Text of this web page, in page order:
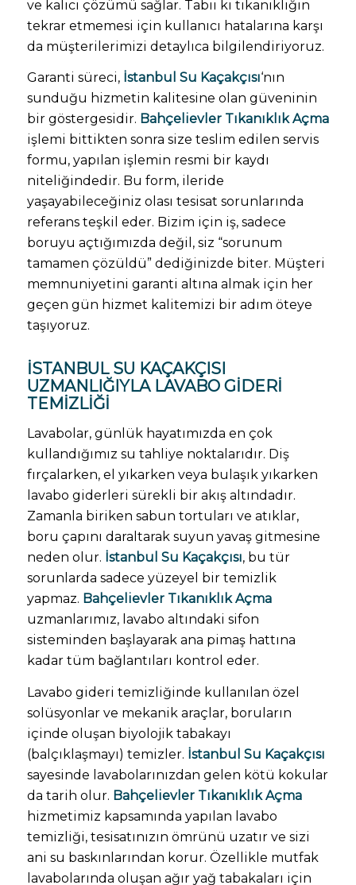
ve kalıcı çözümü sağlar. Tabii ki tıkanıklığın
tekrar etmemesi için kullanıcı hatalarına karşı
da müşterilerimizi detaylıca bilgilendiriyoruz.
Garanti süreci, İstanbul Su Kaçakçısı‘nın
sunduğu hizmetin kalitesine olan güveninin
bir göstergesidir. Bahçelievler Tıkanıklık Açma
işlemi bittikten sonra size teslim edilen servis
formu, yapılan işlemin resmi bir kaydı
niteliğindedir. Bu form, ileride
yaşayabileceğiniz olası tesisat sorunlarında
referans teşkil eder. Bizim için iş, sadece
boruyu açtığımızda değil, siz “sorunum
tamamen çözüldü” dediğinizde biter. Müşteri
memnuniyetini garanti altına almak için her
geçen gün hizmet kalitemizi bir adım öteye
taşıyoruz.
İSTANBUL SU KAÇAKÇISI
UZMANLIĞIYLA LAVABO GIDERI
TEMIZLIĞI
Lavabolar, günlük hayatımızda en çok
kullandığımız su tahliye noktalarıdır. Diş
fırçalarken, el yıkarken veya bulaşık yıkarken
lavabo giderleri sürekli bir akış altındadır.
Zamanla biriken sabun tortuları ve atıklar,
boru çapını daraltarak suyun yavaş gitmesine
neden olur. İstanbul Su Kaçakçısı, bu tür
sorunlarda sadece yüzeyel bir temizlik
yapmaz. Bahçelievler Tıkanıklık Açma
uzmanlarımız, lavabo altındaki sifon
sisteminden başlayarak ana pimaş hattına
kadar tüm bağlantıları kontrol eder.
Lavabo gideri temizliğinde kullanılan özel
solüsyonlar ve mekanik araçlar, boruların
içinde oluşan biyolojik tabakayı
(balçıklaşmayı) temizler. İstanbul Su Kaçakçısı
sayesinde lavabolarınızdan gelen kötü kokular
da tarih olur. Bahçelievler Tıkanıklık Açma
hizmetimiz kapsamında yapılan lavabo
temizliği, tesisatınızın ömrünü uzatır ve sizi
ani su baskınlarından korur. Özellikle mutfak
lavabolarında oluşan ağır yağ tabakaları için